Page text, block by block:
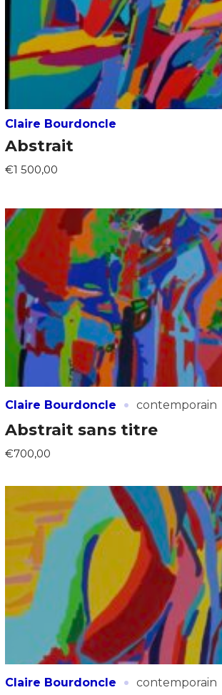
Claire Bourdoncle
Abstrait
€1 500,00
Claire Bourdoncle · contemporain
Abstrait sans titre
€700,00
Claire Bourdoncle · contemporain